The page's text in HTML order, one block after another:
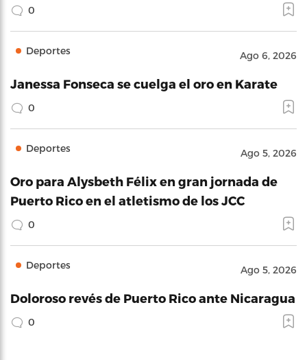
0
Deportes Ago 6, 2026
Janessa Fonseca se cuelga el oro en Karate
0
Deportes Ago 5, 2026
Oro para Alysbeth Félix en gran jornada de
Puerto Rico en el atletismo de los JCC
0
Deportes Ago 5, 2026
Doloroso revés de Puerto Rico ante Nicaragua
0